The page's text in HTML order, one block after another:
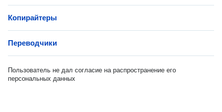
Копирайтеры
Переводчики
Пользователь не дал согласие на распространение его
персональных данных